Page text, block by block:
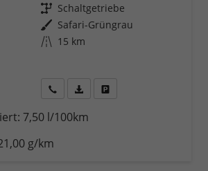
Getriebe Schaltgetriebe
Außenfarbe Safari-Grüngrau
Kilometerstand 15 km
Wir rufen Sie an
Fahrzeugexposé (PDF)
Fahrzeug parken
7,50 l/100km
g/km